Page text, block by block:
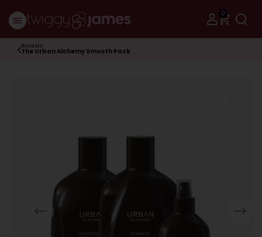
0
Bundels
The Urban Alchemy Smooth Pack